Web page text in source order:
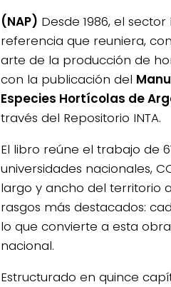
(NAP) Desde 1986, el
referencia que reuniera,
arte de la producción de
con la publicación del
Especies Hortícolas de
través del Repositorio INTA.
El libro reúne el trabajo de
universidades nacionales,
largo y ancho del territorio
rasgos más destacados:
lo que convierte a esta
nacional.
Estructurado en quince